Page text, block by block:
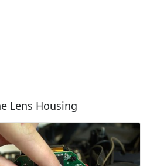
Lens Housing